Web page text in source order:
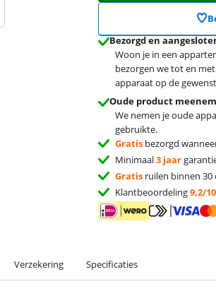
Bezorgd en
Woon je in een
bezorgen we tot en
apparaat op de
Oude product
We nemen je oude
gebruikte.
Gratis bezorgd
Minimaal3 jaar
Gratis ruilen binnen 30
Klantbeoordeling9,2/10
Verzekering Specificaties